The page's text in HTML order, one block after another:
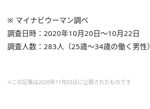
※ マイナビウーマン調べ
調査日時：2020年10月20日～10月22日
調査人数：283人（25歳～34歳の働く男性）
※この記事は2020年11月03日に公開されたものです